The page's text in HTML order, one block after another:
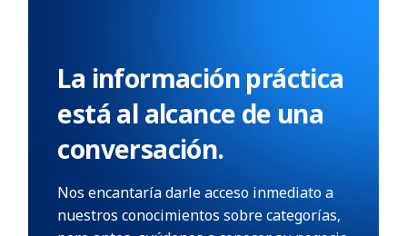
La información práctica
está al alcance de una
conversación.
Nos encantaría darle acceso inmediato a
nuestros conocimientos sobre categorías,